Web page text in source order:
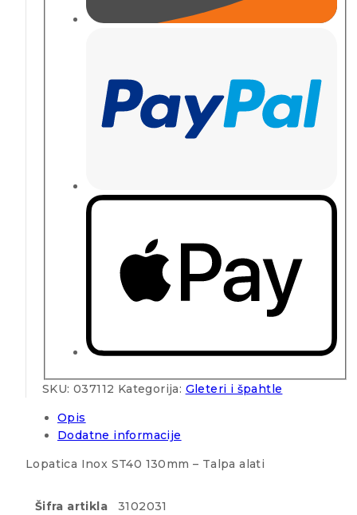
SKU: 037112 Kategorija: Gleteri i špahtle
Opis
Dodatne informacije
Lopatica Inox ST40 130mm – Talpa alati
Šifra artikla 3102031